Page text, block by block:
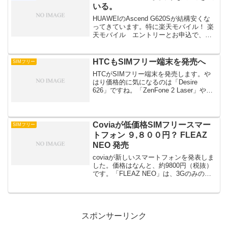
MAY...
いる。
HUAWEIのAscend G620Sが結構安くな
ってきています。特に楽天モバイル！ 楽
天モバイル エントリーとお申込で、ご
mobileデビュー！今だけお得...
SIMフリー HTCもSIMフリー端末を発売へ
HTCがSIMフリー端末を発売します。や
はり価格的に気になるのは「Desire
626」ですね。「ZenFone 2 Laser」や
SIMフリー
Coviaが低価格SIMフリースマー
トフォン ９,８００円？ FLEAZ
NEO 発売
coviaが新しいスマートフォンを発表しま
した。価格はなんと、約9800円（税抜）
です。「FLEAZ NEO」は、3Gのみの対
スポンサーリンク